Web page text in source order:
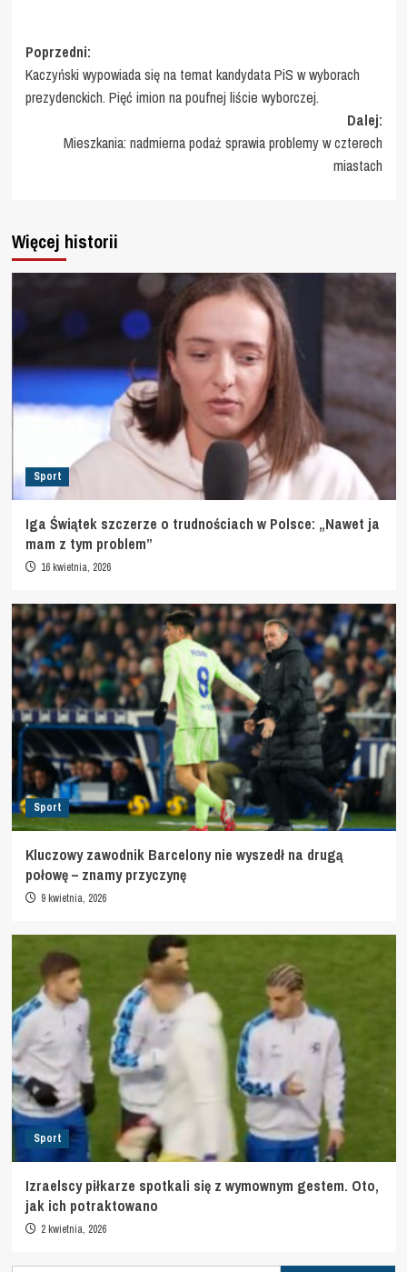
Zobacz
wpisy
Poprzedni:
Kaczyński wypowiada się na temat kandydata PiS w wyborach
prezydenckich. Pięć imion na poufnej liście wyborczej.
Dalej:
Mieszkania: nadmierna podaż sprawia problemy w czterech
miastach
Więcej historii
Sport
Iga Świątek szczerze o trudnościach w Polsce: „Nawet ja
mam z tym problem”
16 kwietnia, 2026
Sport
Kluczowy zawodnik Barcelony nie wyszedł na drugą
połowę – znamy przyczynę
9 kwietnia, 2026
Sport
Izraelscy piłkarze spotkali się z wymownym gestem. Oto,
jak ich potraktowano
2 kwietnia, 2026